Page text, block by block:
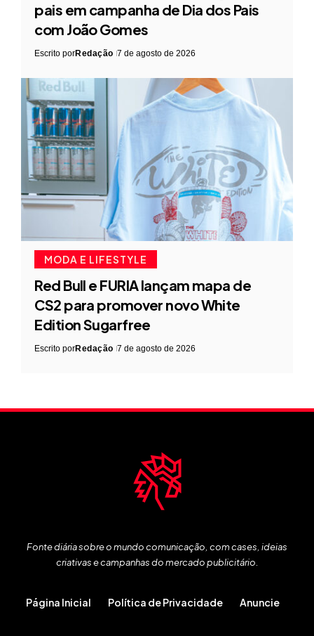
pais em campanha de Dia dos Pais
com João Gomes
Escrito porRedação 7 de agosto de 2026
MODA E LIFESTYLE
Red Bull e FURIA lançam mapa de
CS2 para promover novo White
Edition Sugarfree
Escrito porRedação 7 de agosto de 2026
Fonte diária sobre o mundo comunicação, com cases, ideias
criativas e campanhas do mercado publicitário.
Página Inicial Política de Privacidade Anuncie